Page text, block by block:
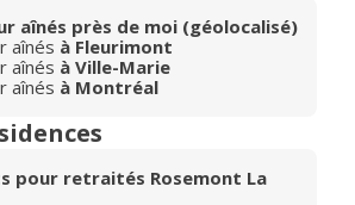
aînés près de moi (géolocalisé)
aînés à Fleurimont
aînés à Ville-Marie
aînés à Montréal
pour retraités Rosemont La